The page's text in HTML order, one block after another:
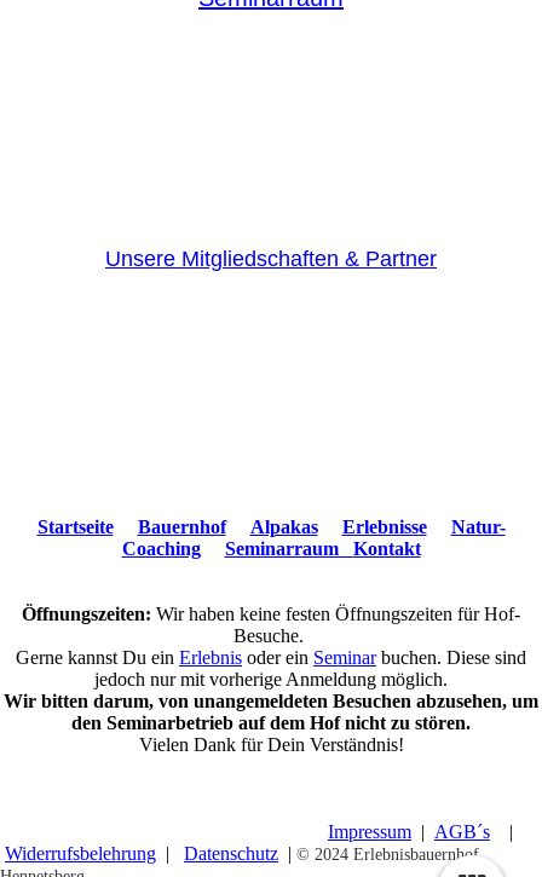
Unsere Mitgliedschaften & Partner
Startseite Bauernhof Alpakas Erlebnisse
Natur-
Coaching
Seminarraum Kontakt
Öffnungszeiten: Wir haben keine festen Öffnungszeiten für Hof-
Besuche.
Gerne kannst Du ein Erlebnis oder ein Seminarbuchen. Diese sind
jedoch nur mit vorherige Anmeldung möglich.
Wir bitten darum, von unangemeldeten Besuchen abzusehen, um
den Seminarbetrieb auf dem Hof nicht zu stören.
Vielen Dank für Dein Verständnis!
Impressum AGB´s
Widerrufsbelehrung
Datenschutz
© 2024 Erlebnisbauernhof